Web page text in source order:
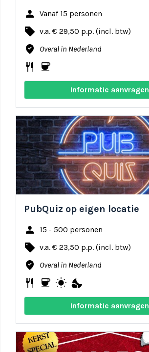
person Vanaf 15 personen
local_offer v.a. € 29,50 p.p. (incl. btw)
where_to_vote Overal in Nederland
restaurant coffee
Informatie aanvragen
PubQuiz op eigen locatie
person 15 - 500 personen
local_offer v.a. € 23,50 p.p. (incl. btw)
where_to_vote Overal in Nederland
restaurant coffee wb_sunny nights_stay
Informatie aanvragen